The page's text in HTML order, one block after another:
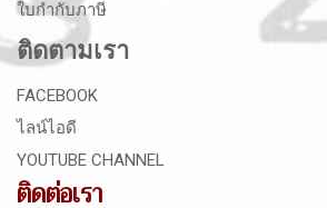
ใบกำกับภาษี
ติดตามเรา
FACEBOOK
ไลน์ไอดี
YOUTUBE CHANNEL
ติดต่อเรา